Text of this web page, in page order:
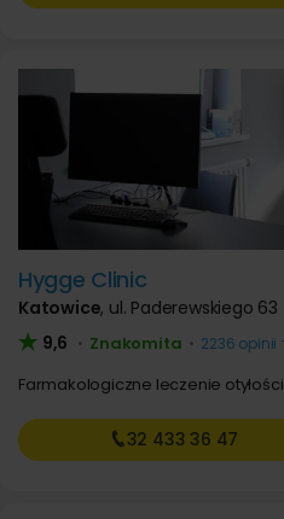
Hygge Clinic
Katowice, ul. Paderewskiego 63
9,6 • Znakomita • 2236 opinii
Farmakologiczne leczenie otyłości
32 433 36 47